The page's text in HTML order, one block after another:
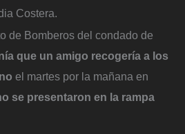
Costera.
de Bomberos del condado de
que un amigo recogería a los
el martes por la mañana en
se presentaron en la rampa